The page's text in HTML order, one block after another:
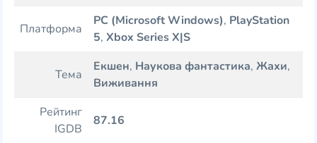
Платформа
PC (Microsoft Windows), PlayStation
5, Xbox Series X|S
Тема
Екшен, Наукова фантастика, Жахи,
Виживання
Рейтинг
IGDB
87.16